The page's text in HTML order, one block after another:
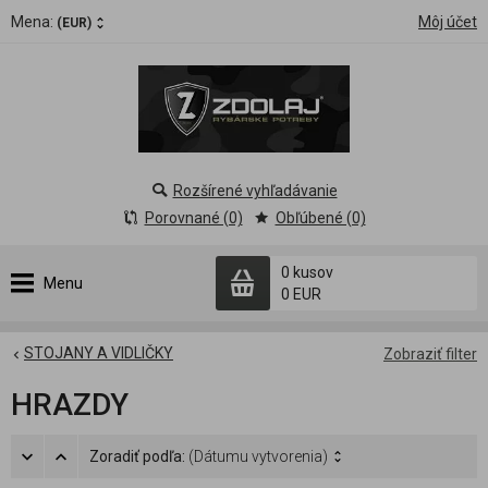
Mena: (EUR) Môj účet
Menu
0 kusov
0 EUR
Rozšírené vyhľadávanie
Porovnané (0)
Obľúbené (0)
Zobraziť filter
STOJANY A VIDLIČKY
HRAZDY
Zoradiť podľa: (Dátumu vytvorenia)